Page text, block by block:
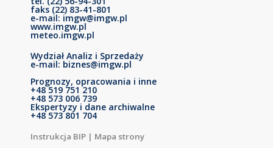
faks (22) 83-41-801
e-mail: imgw@imgw.pl
www.imgw.pl
meteo.imgw.pl
Wydział Analiz i Sprzedaży
e-mail: biznes@imgw.pl
Prognozy, opracowania i inne
+48 519 751 210
+48 573 006 739
Ekspertyzy i dane archiwalne
+48 573 801 704
Instrukcja BIP | Mapa strony